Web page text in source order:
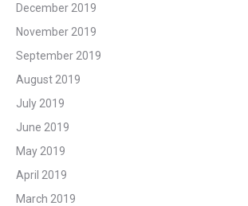
December 2019
November 2019
September 2019
August 2019
July 2019
June 2019
May 2019
April 2019
March 2019